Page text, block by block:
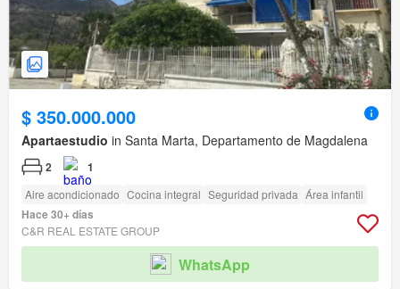
$ 350.000.000
Apartaestudio in Santa Marta, Departamento de Magdalena
2 1
Aire acondicionado Cocina integral Seguridad privada Área infantil
Hace 30+ días
C&R REAL ESTATE GROUP
WhatsApp